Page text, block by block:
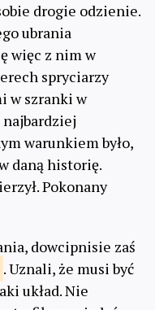
drogie odzienie.
ubrania
więc z nim w
spryciarzy
w szranki w
warunkiem było,
daną historię.
Pokonany
dowcipnisie zaś
. Uznali, że musi być
układ. Nie